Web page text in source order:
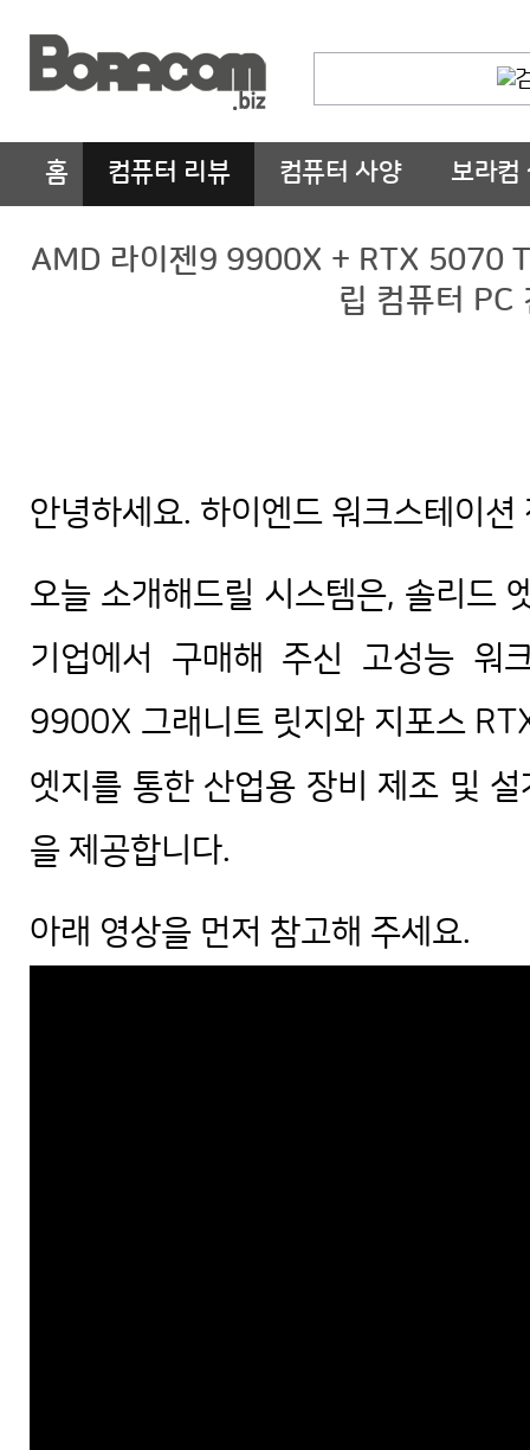
홈 컴퓨터 리뷰 컴퓨터 사양 보라컴
AMD 라이젠9 9900X + RTX 5070
립 컴퓨터 PC
안녕하세요. 하이엔드 워크스테이
오늘 소개해드릴 시스템은, 솔리드
기업에서 구매해 주신 고성능 워
9900X 그래니트 릿지와 지포스
엣지를 통한 산업용 장비 제조 및
을 제공합니다.
아래 영상을 먼저 참고해 주세요.